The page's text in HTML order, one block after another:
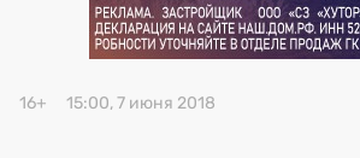
16+ 15:00, 7 июня 2018